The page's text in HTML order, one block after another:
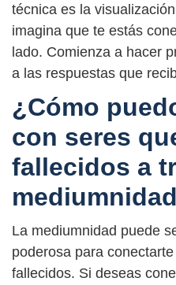
técnica es la
imagina que te estás
lado. Comienza a hacer
a las respuestas que
¿Cómo
con seres
fallecidos a
La mediumnidad puede
poderosa para
fallecidos. Si deseas